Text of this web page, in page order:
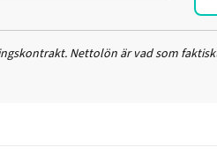
Nettolön är vad som